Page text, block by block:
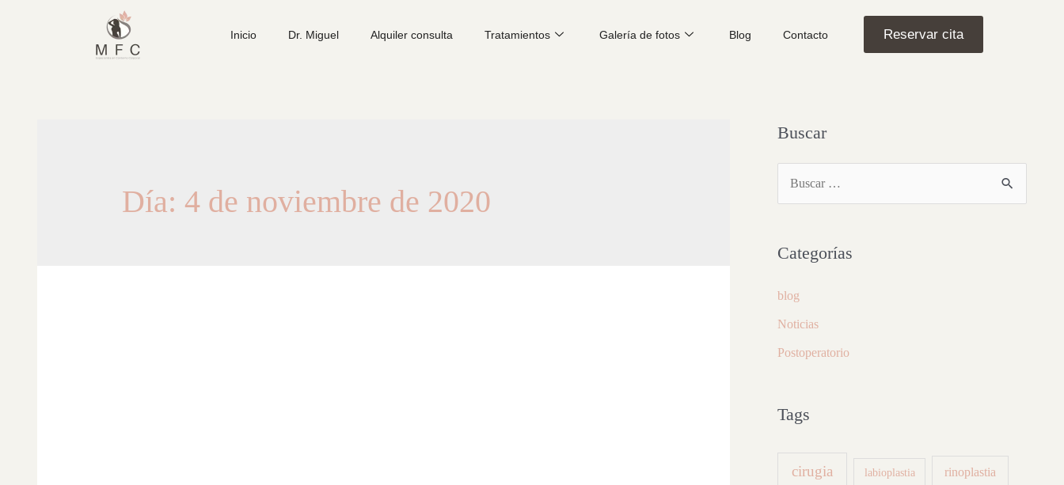
Inicio Dr. Miguel Alquiler consulta Tratamientos Galería de fotos Blog Contacto Reservar cita
Día: 4 de noviembre de 2020
Buscar
Categorías
blog
Noticias
Postoperatorio
Tags
cirugia labioplastia rinoplastia